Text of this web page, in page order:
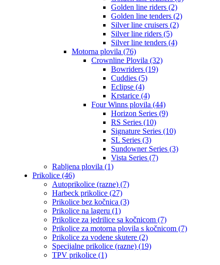
Golden line riders (2)
Golden line tenders (2)
Silver line cruisers (2)
Silver line riders (5)
Silver line tenders (4)
Motorna plovila (76)
Crownline Plovila (32)
Bowriders (19)
Cuddies (5)
Eclipse (4)
Krstarice (4)
Four Winns plovila (44)
Horizon Series (9)
RS Series (10)
Signature Series (10)
SL Series (3)
Sundowner Series (3)
Vista Series (7)
Rabljena plovila (1)
Prikolice (46)
Autoprikolice (razne) (7)
Harbeck prikolice (27)
Prikolice bez kočnica (3)
Prikolice na lageru (1)
Prikolice za jedrilice sa kočnicom (7)
Prikolice za motorna plovila s kočnicom (7)
Prikolice za vodene skutere (2)
Specijalne prikolice (razne) (19)
TPV prikolice (1)